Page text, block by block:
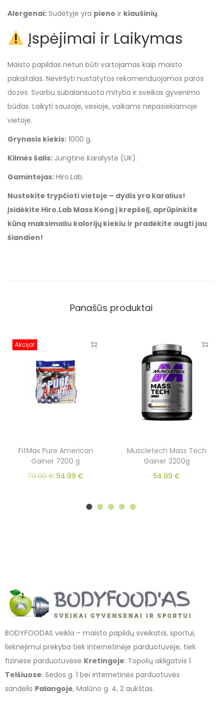
Alergenai: Sudėtyje yra pieno ir kiaušinių.
Įspėjimai ir Laikymas
Maisto papildas neturi būti vartojamas kaip maisto
pakaitalas. Neviršyti nustatytos rekomenduojamos paros
dozės. Svarbu subalansuota mityba ir sveikas gyvenimo
būdas. Laikyti sausoje, vėsioje, vaikams nepasiekiamoje
vietoje.
Grynasis kiekis: 1000 g.
Kilmės šalis: Jungtinė Karalystė (UK).
Gamintojas: Hiro.Lab.
Nustokite trypčioti vietoje – dydis yra karalius!
Įsidėkite Hiro.Lab Mass Kong į krepšelį, aprūpinkite
kūną maksimaliu kalorijų kiekiu ir pradėkite augti jau
šiandien!
Panašūs produktai
Akcija!
FitMax Pure American
Gainer 7200 g
70.00€ 54.99 €
Muscletech Mass Tech
Gainer 3200g
54.99 €
BODYFOODAS veikla – maisto papildų sveikatai, sportui,
lieknėjimui prekyba tiek internetinėje parduotuvėje, tiek
fizinėse parduotuvėse Kretingoje: Topolių akligatvis 1
Telšiuose: Sedos g. 1 bei internetinės parduotuvės
sandėlis Palangoje, Malūno g. 4, 2 aukštas.